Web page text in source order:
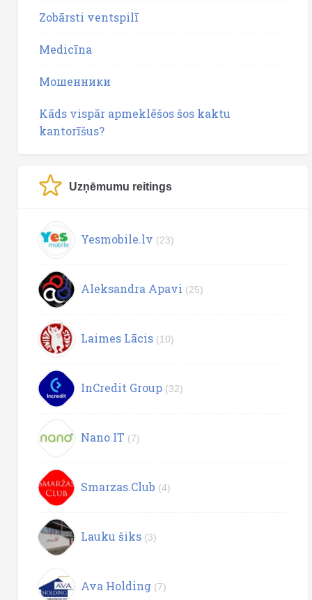
Zobārsti ventspilī
Medicīna
Мошенники
Kāds vispār apmeklēšos šos kaktu
kantorīšus?
Uzņēmumu reitings
Yesmobile.lv (23)
Aleksandra Apavi (25)
Laimes Lācis (10)
InCredit Group (32)
Nano IT (7)
Smarzas.Club (4)
Lauku šiks (3)
Ava Holding (7)